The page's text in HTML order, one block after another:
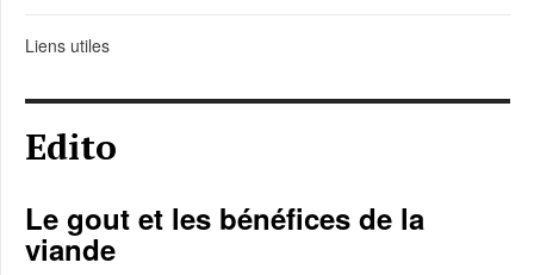
Liens utiles
Edito
Le gout et les bénéfices de la
viande